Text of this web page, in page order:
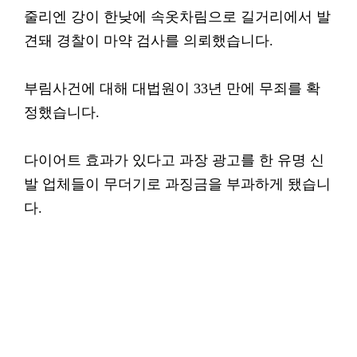
줄리엔 강이 한낮에 속옷차림으로 길거리에서 발
견돼 경찰이 마약 검사를 의뢰했습니다.
부림사건에 대해 대법원이 33년 만에 무죄를 확
정했습니다.
다이어트 효과가 있다고 과장 광고를 한 유명 신
발 업체들이 무더기로 과징금을 부과하게 됐습니
다.